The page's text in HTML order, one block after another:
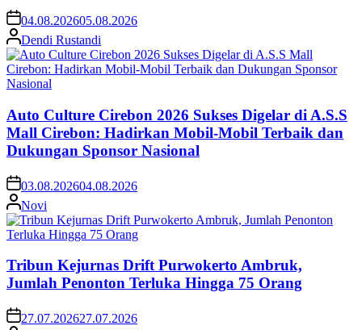
04.08.202605.08.2026
Dendi Rustandi
Auto Culture Cirebon 2026 Sukses Digelar di A.S.S
Mall Cirebon: Hadirkan Mobil-Mobil Terbaik dan
Dukungan Sponsor Nasional
03.08.202604.08.2026
Novi
Tribun Kejurnas Drift Purwokerto Ambruk,
Jumlah Penonton Terluka Hingga 75 Orang
27.07.202627.07.2026